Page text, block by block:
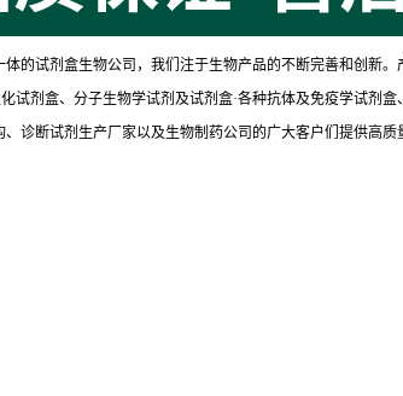
的试剂盒生物公司，我们注于生物产品的不断完善和创新
试剂盒、分子生物学试剂及试剂盒·各种抗体及免疫学试
诊断试剂生产厂家以及生物制药公司的广大客户们提供高